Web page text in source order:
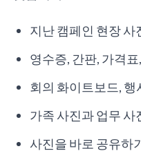
지난 캠페인 현장 사
영수증, 간판, 가격
회의 화이트보드, 행
가족 사진과 업무 사
사진을 바로 공유하